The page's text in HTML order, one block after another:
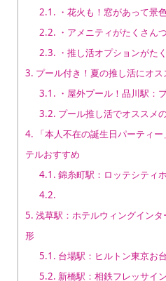
2.1. ・花火も！窓があって景
2.2. ・アメニティがたくさん
2.3. ・推し活オプションがた
3. プール付き！夏の推し活にオス
3.1. ・屋外プール！品川駅：
3.2. プール推し活でオススメ
4. 「本人不在の誕生日パーティ
テルおすすめ
4.1. 錦糸町駅：ロッテシティ
4.2.
5. 浅草駅：ホテルウィングイン
形
5.1. 台場駅：ヒルトン東京お
5.2. 新橋駅：相鉄フレッサイ